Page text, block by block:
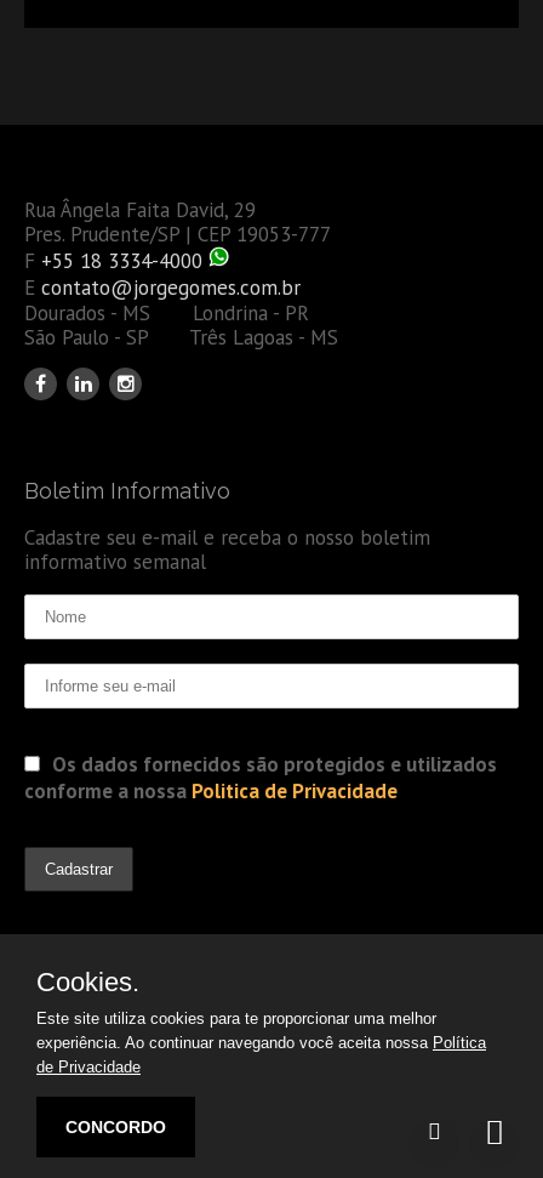
Rua Ângela Faita David, 29
Pres. Prudente/SP | CEP 19053-777
F +55 18 3334-4000
E contato@jorgegomes.com.br
Dourados - MS Londrina - PR
São Paulo - SP Três Lagoas - MS
Boletim Informativo
Cadastre seu e-mail e receba o nosso boletim
informativo semanal
Os dados fornecidos são protegidos e utilizados
conforme a nossa Politica de Privacidade
© 2019 Jorge Gomes
Advogados. Direitos Reservados
Argon | Otimização de Sites
Cookies.
Este site utiliza cookies para te proporcionar uma melhor
experiência. Ao continuar navegando você aceita nossa Política
de Privacidade
CONCORDO